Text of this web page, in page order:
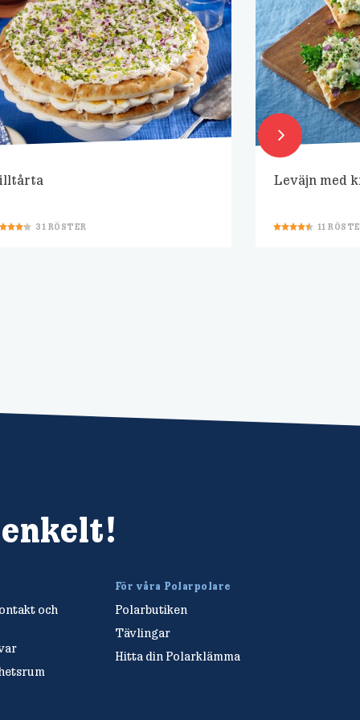
31 RÖSTER
Leväjn med
11
och
För våra Polarpolare
Polarbutiken
Tävlingar
Hitta din Polarklämma